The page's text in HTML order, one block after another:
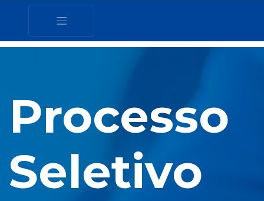
Processo
Seletivo